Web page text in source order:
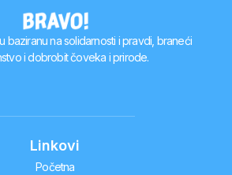
baziranu na solidarnosti i pravdi, braneći
i dobrobit čoveka i prirode.
Linkovi
Početna